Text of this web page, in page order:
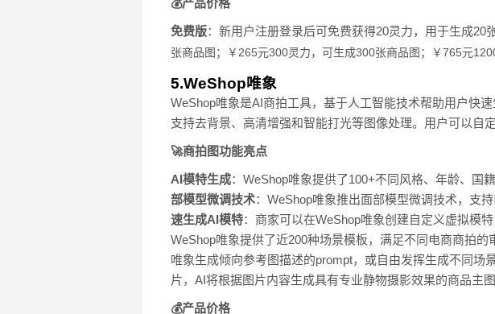
💰产品价格
免费版：新用户注册登录后可免费获得20灵力，用于生成20
张商品图；￥ 265元300灵力，可生成300张商品图；￥765元
5.WeShop唯象
WeShop唯象是AI商拍工具，基于人工智能技术帮助用户快
支持去背景、高清增强和智能打光等图像处理。用户可以自
🚀商拍图功能亮点
AI模特生成：WeShop唯象提供了100+不同风格、年龄、国
部模型微调技术：WeShop唯象推出面部模型微调技术，支
速生成AI模特：商家可以在WeShop唯象创建自定义虚拟模
WeShop唯象提供了近200种场景模板，满足不同电商商拍的
唯象生成倾向参考图描述的prompt，或自由发挥生成不同场
片，AI将根据图片内容生成具有专业静物摄影效果的商品主
💰产品价格